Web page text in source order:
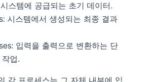
스템에 공급되는 초기 데이터.
시스템에서 생성되는 최종 결과
입력을 출력으로 변환하는 단
업.
각 프로세스는 그 자체 내부에 입